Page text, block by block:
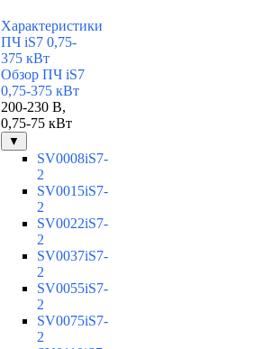
Характеристики
ПЧ iS7 0,75-
375 кВт
Обзор ПЧ iS7
0,75-375 кВт
200-230 В,
0,75-75 кВт
▼
SV0008iS7-
2
SV0015iS7-
2
SV0022iS7-
2
SV0037iS7-
2
SV0055iS7-
2
SV0075iS7-
2